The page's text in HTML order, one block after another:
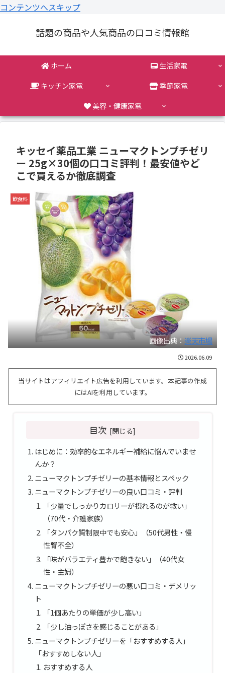
コンテンツへスキップ
話題の商品や人気商品の口コミ情報館
ホーム
生活家電
キッチン家電
季節家電
美容・健康家電
キッセイ薬品工業 ニューマクトンプチゼリ
ー 25g×30個の口コミ評判！最安値やど
こで買えるか徹底調査
飲食料
画像出典：楽天市場
2026.06.09
当サイトはアフィリエイト広告を利用しています。本記事の作成
にはAIを利用しています。
目次
はじめに：効率的なエネルギー補給に悩んでいませ
んか？
ニューマクトンプチゼリーの基本情報とスペック
ニューマクトンプチゼリーの良い口コミ・評判
「少量でしっかりカロリーが摂れるのが救い」
（70代・介護家族）
「タンパク質制限中でも安心」（50代男性・慢
性腎不全）
「味がバラエティ豊かで飽きない」（40代女
性・主婦）
ニューマクトンプチゼリーの悪い口コミ・デメリッ
ト
「1個あたりの単価が少し高い」
「少し油っぽさを感じることがある」
ニューマクトンプチゼリーを「おすすめする人」
「おすすめしない人」
おすすめする人